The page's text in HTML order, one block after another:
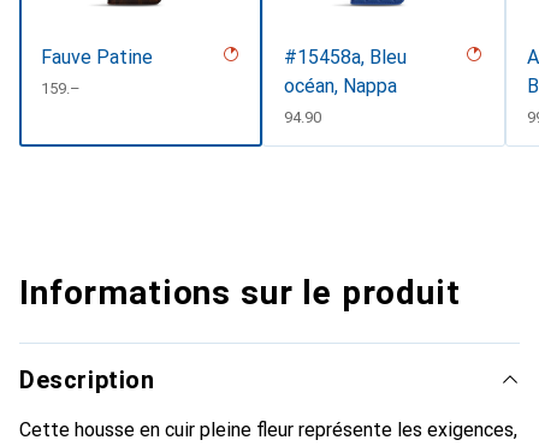
Fauve Patine
CHF
159.–
#15458a, Bleu
océan, Nappa
CHF
94.90
Informations sur le produit
Description
Cette housse en cuir pleine fleur représente les exigences,